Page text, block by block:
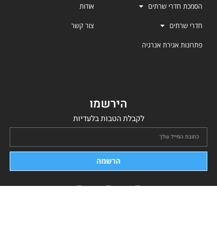
הסמכת חדרי שרתים
חדרי שרתים
פתרונות אגירת אנרגיה
אודות
צור קשר
הירשמו
לקבלת הטבות בלעדיות
הרשמה